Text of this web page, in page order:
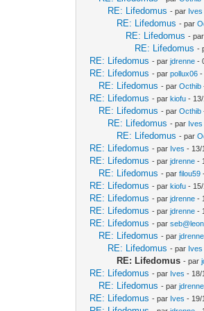
RE: Lifedomus - par Ives
RE: Lifedomus - par
RE: Lifedomus - par
RE: Lifedomus -
RE: Lifedomus - parjdrenne -
RE: Lifedomus - parpollux06 -
RE: Lifedomus - parOcthib
RE: Lifedomus - parkiofu -
RE: Lifedomus - parOcthib
RE: Lifedomus - par Ives
RE: Lifedomus - par
RE: Lifedomus - par Ives - 13/
RE: Lifedomus - parjdrenne -
RE: Lifedomus - parfilou59
RE: Lifedomus - parkiofu -
RE: Lifedomus - parjdrenne -
RE: Lifedomus - parjdrenne -
RE: Lifedomus - parseb@leon
RE: Lifedomus - parjdrenne
RE: Lifedomus - par Ives
RE: Lifedomus - par
RE: Lifedomus - par Ives - 18/
RE: Lifedomus - parjdrenne
RE: Lifedomus - par Ives - 19/